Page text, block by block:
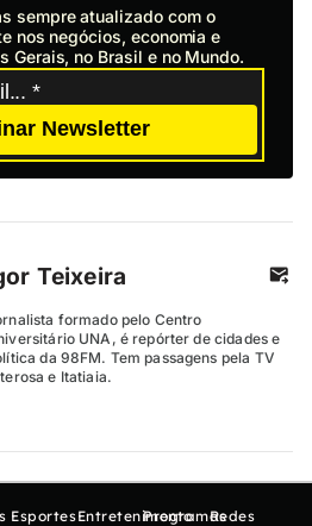
sempre atualizado com o
nos negócios, economia e
Gerais, no Brasil e no Mundo.
Newsletter
Teixeira
formado pelo Centro
UNA, é repórter de cidades e
da 98FM. Tem passagens pela TV
e Itatiaia.
EsportesEntretenimento
ProgramasRedes